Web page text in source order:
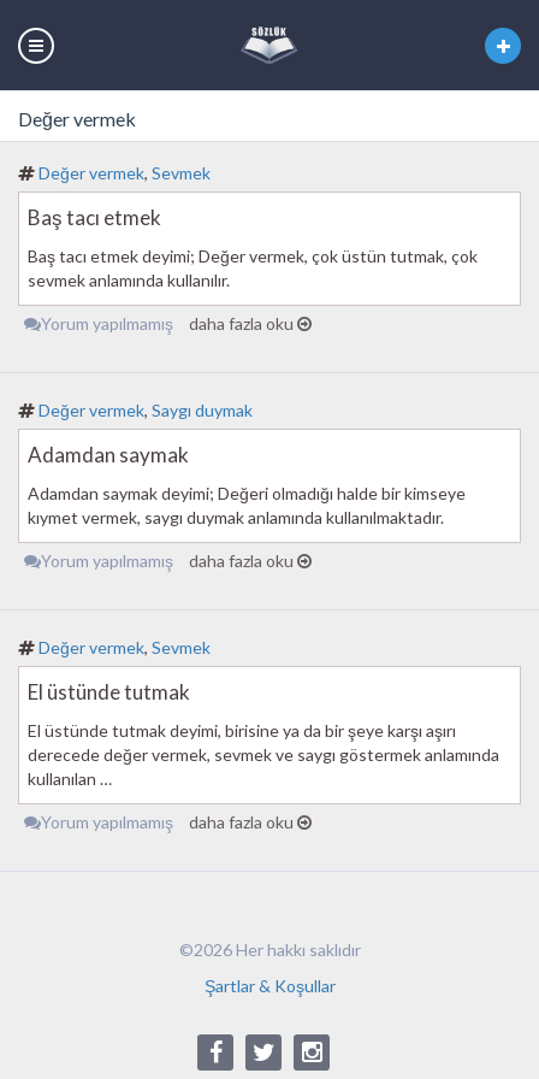
Değer vermek
Değer vermek, Sevmek
Baş tacı etmek
Baş tacı etmek deyimi; Değer vermek, çok üstün tutmak, çok
sevmek anlamında kullanılır.
Yorum yapılmamış daha fazla oku
Değer vermek, Saygı duymak
Adamdan saymak
Adamdan saymak deyimi; Değeri olmadığı halde bir kimseye
kıymet vermek, saygı duymak anlamında kullanılmaktadır.
Yorum yapılmamış daha fazla oku
Değer vermek, Sevmek
El üstünde tutmak
El üstünde tutmak deyimi, birisine ya da bir şeye karşı aşırı
derecede değer vermek, sevmek ve saygı göstermek anlamında
kullanılan …
Yorum yapılmamış daha fazla oku
©2026 Her hakkı saklıdır
Şartlar & Koşullar